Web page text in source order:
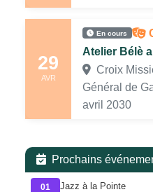
29
AVR
En cours
Atelier Bélè
Croix
Général de
avril 2030
Prochains
01 Jazz à la Pointe